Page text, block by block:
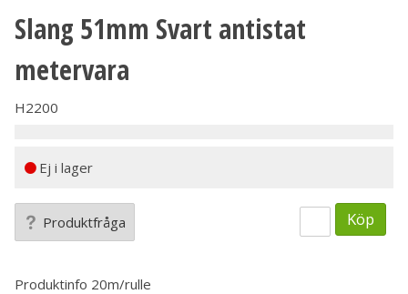
Slang 51mm Svart antistat
metervara
H2200
Ej i lager
Produktfråga Köp
Produktinfo 20m/rulle